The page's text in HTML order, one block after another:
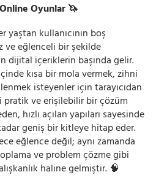
Oyunlar 🦄
kullanıcının boş
ve eğlenceli bir şekilde
dijital içeriklerin başında gelir.
kısa bir mola vermek, zihni
isteyenler için tarayıcıdan
pratik ve erişilebilir bir çözüm
hızlı açılan yapıları sayesinde
geniş bir kitleye hitap eder.
eğlence değil; aynı zamanda
ve problem çözme gibi
haline gelmiştir. 🧠